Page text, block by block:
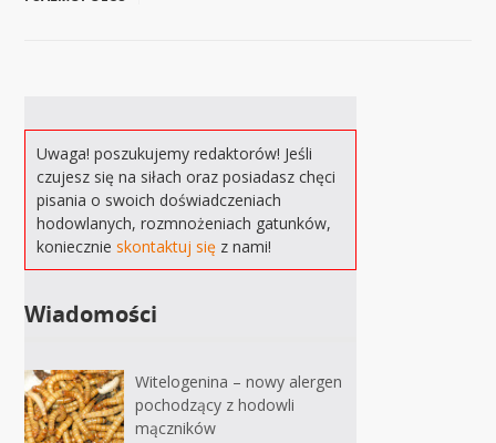
Uwaga! poszukujemy redaktorów! Jeśli
czujesz się na siłach oraz posiadasz chęci
pisania o swoich doświadczeniach
hodowlanych, rozmnożeniach gatunków,
koniecznieskontaktuj się z nami!
Wiadomości
Witelogenina – nowy alergen
pochodzący z hodowli
mączników